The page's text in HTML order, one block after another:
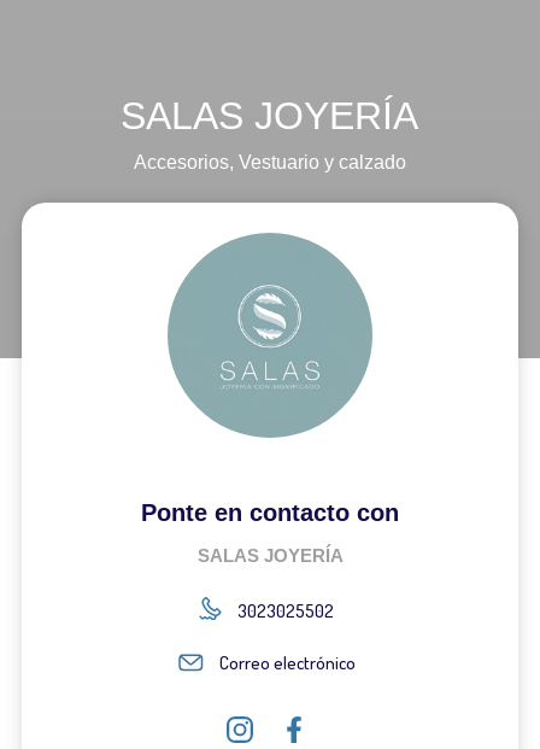
SALAS JOYERÍA
Accesorios, Vestuario y calzado
Ponte en contacto con
SALAS JOYERÍA
3023025502
Correo electrónico